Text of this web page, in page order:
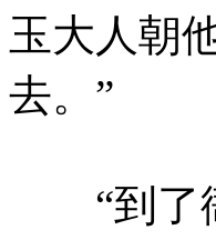
玉大人朝
去。”
“到了衙